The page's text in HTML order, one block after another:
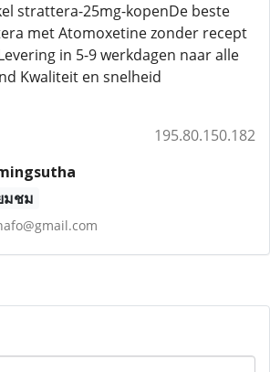
strattera-25mg-kopenDe beste
met Atomoxetine zonder recept
in 5-9 werkdagen naar alle
Kwaliteit en snelheid
195.80.150.182
มชม